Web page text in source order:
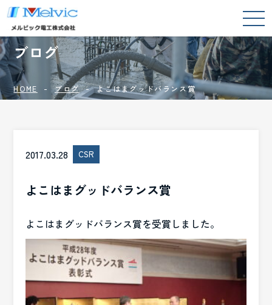
BLOG
ブログ
HOME ブログ よこはまグッドバランス賞
2017.03.28 CSR
よこはまグッドバランス賞
よこはまグッドバランス賞を受賞しました。